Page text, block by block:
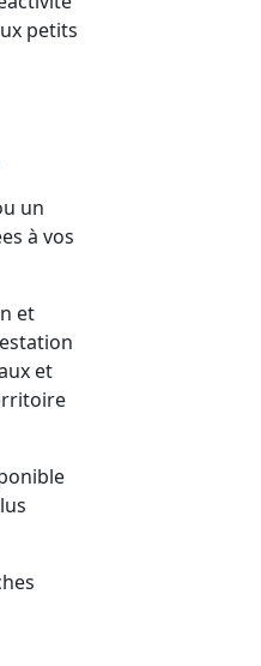
petits
un
à vos
et
et